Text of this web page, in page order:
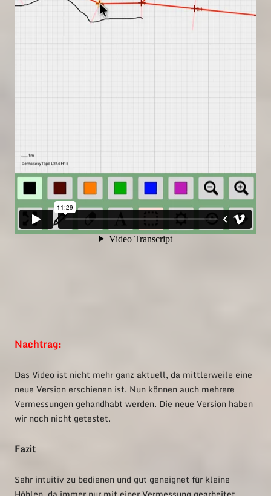
Nachtrag:
Das Video ist nicht mehr ganz aktuell, da mittlerweile eine
neue Version erschienen ist. Nun können auch mehrere
Vermessungen gehandhabt werden. Die neue Version haben
wir noch nicht getestet.
Fazit
Sehr intuitiv zu bedienen und gut geneignet für kleine